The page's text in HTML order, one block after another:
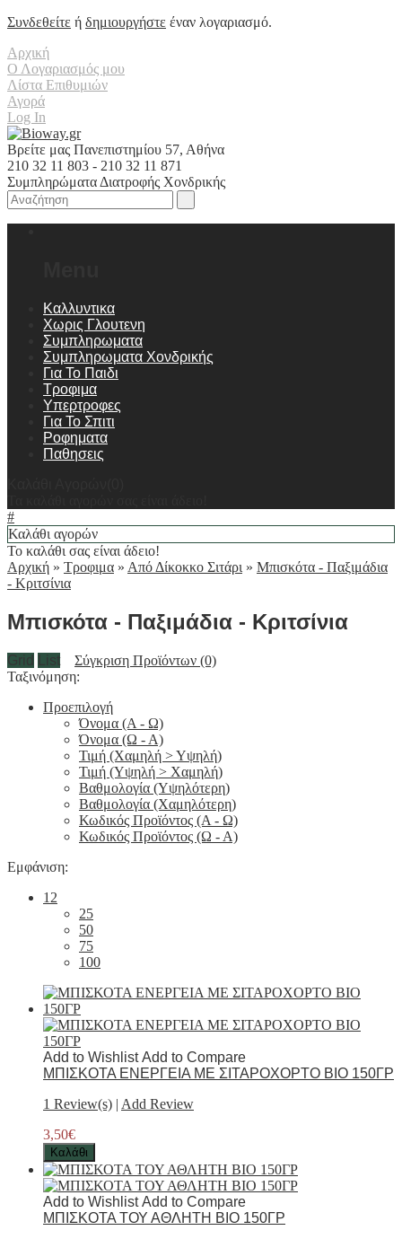
Συνδεθείτε ή δημιουργήστε έναν λογαριασμό.
Αρχική
Ο Λογαριασμός μου
Λίστα Επιθυμιών
Αγορά
Log In
Βρείτε μας Πανεπιστημίου 57, Αθήνα
210 32 11 803 - 210 32 11 871
Συμπληρώματα Διατροφής Χονδρικής
Καλλυντικα
Χωρις Γλουτενη
Συμπληρωματα
Συμπληρωματα Χονδρικής
Για Το Παιδι
Τροφιμα
Υπερτροφες
Για Το Σπιτι
Ροφηματα
Παθησεις
#
Καλάθι αγορών
Το καλάθι σας είναι άδειο!
Αρχική » Τροφιμα » Από Δίκοκκο Σιτάρι » Μπισκότα - Παξιμάδια
- Κριτσίνια
Μπισκότα - Παξιμάδια - Κριτσίνια
Grid List
Σύγκριση Προϊόντων (0)
Ταξινόμηση:
Προεπιλογή
Όνομα (A - Ω)
Όνομα (Ω - Α)
Τιμή (Χαμηλή > Υψηλή)
Τιμή (Υψηλή > Χαμηλή)
Βαθμολογία (Υψηλότερη)
Βαθμολογία (Χαμηλότερη)
Κωδικός Προϊόντος (Α - Ω)
Κωδικός Προϊόντος (Ω - Α)
Εμφάνιση:
12
25
50
75
100
Add to Wishlist Add to Compare
ΜΠΙΣΚΟΤΑ ΕΝΕΡΓΕΙΑ ΜΕ ΣΙΤΑΡΟΧΟΡΤΟ ΒΙΟ 150ΓΡ
1 Review(s) | Add Review
3,50€
Καλάθι
Add to Wishlist Add to Compare
ΜΠΙΣΚΟΤΑ ΤΟΥ ΑΘΛΗΤΗ ΒΙΟ 150ΓΡ